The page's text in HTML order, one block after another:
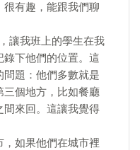
有趣，能跟我們聊
讓我班上的學生在我
下他們的位置。這
題：他們多數就是
三個地方，比如餐廳
間來回。這讓我覺得
如果他們在城市裡